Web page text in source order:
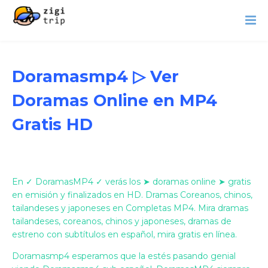
Doramasmp4 ▷ Ver
Doramas Online en MP4
Gratis HD
En ✓ DoramasMP4 ✓ verás los ➤ doramas online ➤ gratis
en emisión y finalizados en HD. Dramas Coreanos, chinos,
tailandeses y japoneses en Completas MP4. Mira dramas
tailandeses, coreanos, chinos y japoneses, dramas de
estreno con subtítulos en español, mira gratis en línea.
Doramasmp4 esperamos que la estés pasando genial